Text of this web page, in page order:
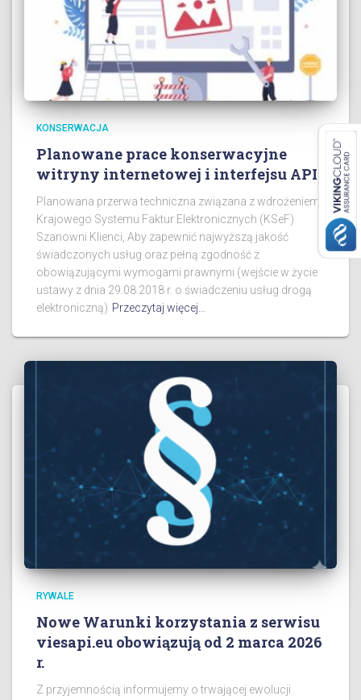
KONSERWACJA
Planowane prace konserwacyjne
witryny internetowej i interfejsu API
Planowana przerwa techniczna związana z wdrożeniem
Krajowego Systemu Faktur Elektronicznych (KSeF)
Szanowni Klienci, Aby zapewnić najwyższą jakość
świadczonych usług oraz pełną zgodność z
obowiązującymi wymogami prawnymi (wejście w życie
ustawy z dnia 29.08.2018 r. o świadczeniu usług drogą
elektroniczną) Przeczytaj więcej…
RYWALE
Nowe Warunki korzystania z serwisu
viesapi.eu obowiązują od 2 marca 2026
r.
Z przyjemnością informujemy o trwającej ewolucji